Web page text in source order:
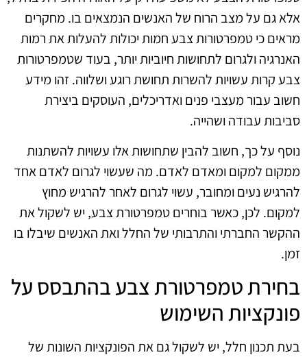
אלא גם על מצב הרוח של האנשים הנמצאים בו. מחקרים
מראים כי טמפרטורות צבע חמות יכולות להעלות את רמות
האנרגיה ולגרום לתחושות חיוביות יותר, בעוד שטמפרטורות
צבע קרות עשויות להשרות תחושת רוגע ושלווה. זהו מידע
חשוב עבור מעצבי פנים ואדריכלים, העוסקים ביצירת
סביבות עבודה ושהייה.
נוסף על כך, חשוב להבין שתחושות אלו עשויות להשתנות
ממקום למקום ומאדם לאדם. מה שעשוי לגרום לאדם אחד
להרגיש נעים ומחובר, עשוי לגרום לאחר להרגיש מחוץ
למקום. לכן, כאשר בוחרים טמפרטורת צבע, יש לשקול את
ההקשר החברתי והתרבותי של החלל ואת האנשים שיבלו בו
זמן.
בחירת טמפרטורת צבע בהתבסס על
פונקציות השימוש
בעת תכנון חלל, יש לשקול גם את הפונקציות השונות של